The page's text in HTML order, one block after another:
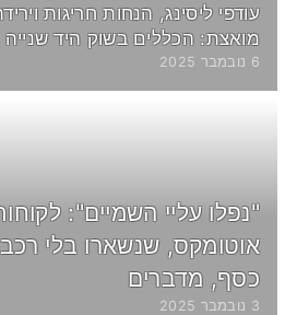
עודפי ליסינג, הנחות חריגות
מואצת: הכללים בשוק היד
6 נובמבר 2025
"נפלו עליי השמיים":
אוטומקס, שנשארו בלי רכב
כסף, מדברים
3 נובמבר 2025